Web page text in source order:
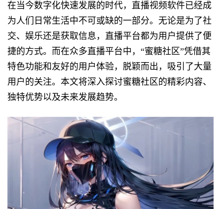
在当今数字化快速发展的时代，直播视频软件已经成
为人们日常生活中不可或缺的一部分。无论是为了社
交、娱乐还是获取信息，直播平台都为用户提供了便
捷的方式。而在众多直播平台中，“蜜糖社区”凭借其
特色功能和友好的用户体验，脱颖而出，吸引了大量
用户的关注。本文将深入探讨蜜糖社区的精彩内容、
独特优势以及未来发展趋势。